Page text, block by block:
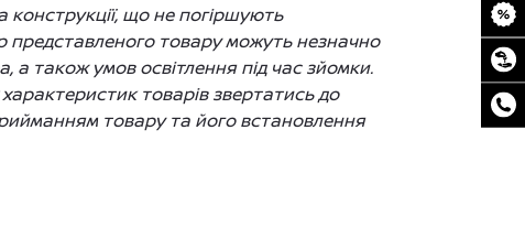
що не погіршують
представленого товару можуть незначно
а також умов освітлення під час зйомки.
товарів звертатись до
товару та його встановлення